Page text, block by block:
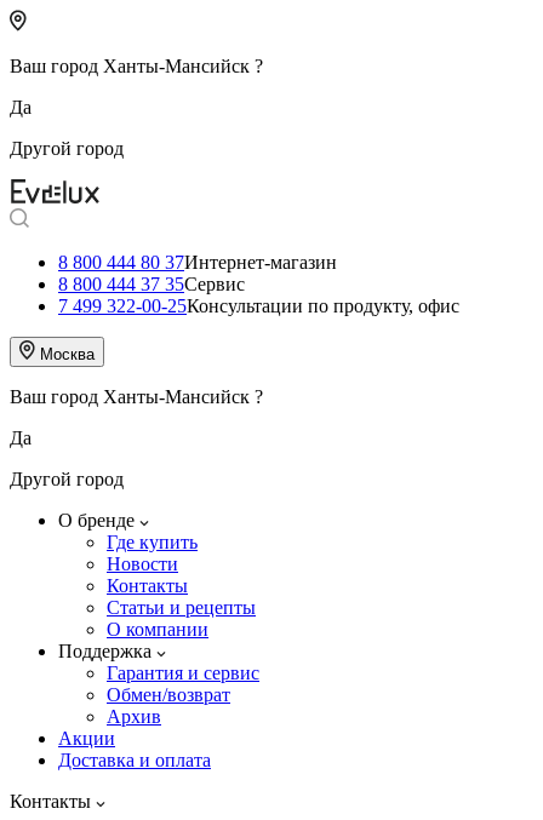
Ваш город Ханты-Мансийск ?
Да
Другой город
8 800 444 80 37Интернет-магазин
8 800 444 37 35Сервис
7 499 322-00-25Консультации по продукту, офис
Москва
Ваш город Ханты-Мансийск ?
Да
Другой город
О бренде
Где купить
Новости
Контакты
Статьи и рецепты
О компании
Поддержка
Гарантия и сервис
Обмен/возврат
Архив
Акции
Доставка и оплата
Контакты